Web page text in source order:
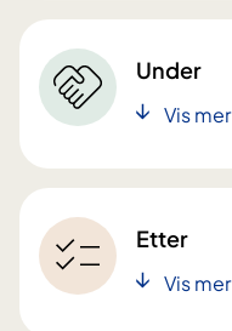
Under
Vis mer
Etter
Vis mer